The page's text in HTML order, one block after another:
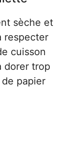
sèche et
respecter
cuisson
dorer trop
papier